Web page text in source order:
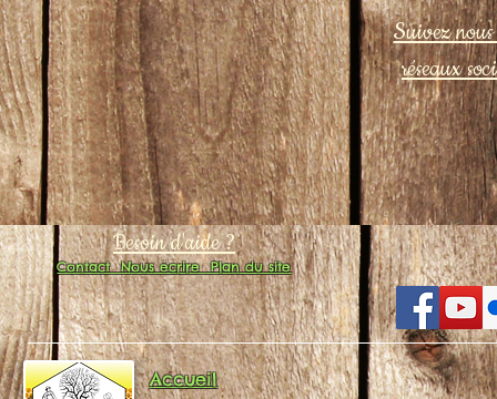
Suivez
réseaux
Besoin d'aide ?
ContactNous écrirePlan du site
Accueil